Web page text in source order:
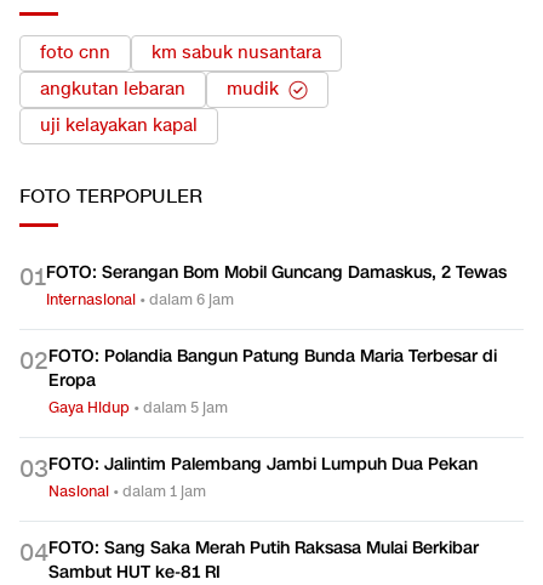
foto cnn
km sabuk nusantara
angkutan lebaran
mudik
uji kelayakan kapal
FOTO TERPOPULER
01FOTO: Serangan Bom Mobil Guncang Damaskus, 2 Tewas
Internasional •dalam 6 jam
02FOTO: Polandia Bangun Patung Bunda Maria Terbesar di
Eropa
Gaya Hidup •dalam 5 jam
03FOTO: Jalintim Palembang Jambi Lumpuh Dua Pekan
Nasional •dalam 1 jam
04FOTO: Sang Saka Merah Putih Raksasa Mulai Berkibar
Sambut HUT ke-81 RI